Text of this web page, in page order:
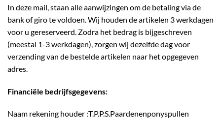
In deze mail, staan alle aanwijzingen om de betaling via de
bank of giro te voldoen. Wij houden de artikelen 3 werkdagen
voor u gereserveerd. Zodra het bedrag is bijgeschreven
(meestal 1-3 werkdagen), zorgen wij dezelfde dag voor
verzending van de bestelde artikelen naar het opgegeven
adres.
Financiële bedrijfsgegevens:
Naam rekening houder :T.P.P.S.Paardenenponyspullen